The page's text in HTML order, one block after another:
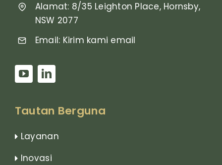
Alamat: 8/35 Leighton Place, Hornsby,
NSW 2077
Email: Kirim kami email
Tautan Berguna
Layanan
Inovasi